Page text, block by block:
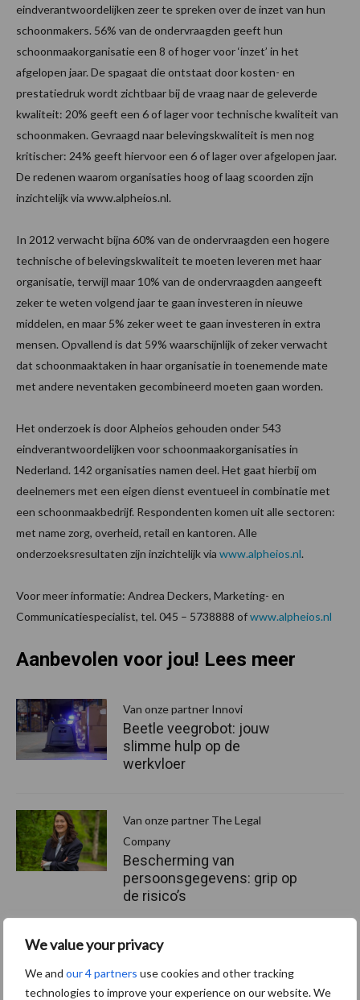
We value your privacy
We and our 4 partners use cookies and other tracking
technologies to improve your experience on our website. We
eindverantwoordelijken zeer te spreken over de inzet van hun
schoonmakers. 56% van de ondervraagden geeft hun
schoonmaakorganisatie een 8 of hoger voor ‘inzet’ in het
afgelopen jaar. De spagaat die ontstaat door kosten- en
prestatiedruk wordt zichtbaar bij de vraag naar de geleverde
kwaliteit: 20% geeft een 6 of lager voor technische kwaliteit van
schoonmaken. Gevraagd naar belevingskwaliteit is men nog
kritischer: 24% geeft hiervoor een 6 of lager over afgelopen jaar.
De redenen waarom organisaties hoog of laag scoorden zijn
inzichtelijk via www.alpheios.nl.
In 2012 verwacht bijna 60% van de ondervraagden een hogere
technische of belevingskwaliteit te moeten leveren met haar
organisatie, terwijl maar 10% van de ondervraagden aangeeft
zeker te weten volgend jaar te gaan investeren in nieuwe
middelen, en maar 5% zeker weet te gaan investeren in extra
mensen. Opvallend is dat 59% waarschijnlijk of zeker verwacht
dat schoonmaaktaken in haar organisatie in toenemende mate
met andere neventaken gecombineerd moeten gaan worden.
Het onderzoek is door Alpheios gehouden onder 543
eindverantwoordelijken voor schoonmaakorganisaties in
Nederland. 142 organisaties namen deel. Het gaat hierbij om
deelnemers met een eigen dienst eventueel in combinatie met
een schoonmaakbedrijf. Respondenten komen uit alle sectoren:
met name zorg, overheid, retail en kantoren. Alle
onderzoeksresultaten zijn inzichtelijk via www.alpheios.nl.
Voor meer informatie: Andrea Deckers, Marketing- en
Communicatiespecialist, tel. 045 – 5738888 ofwww.alpheios.nl
Aanbevolen voor jou! Lees meer
Van onze partner Innovi
Beetle veegrobot: jouw
slimme hulp op de
werkvloer
Van onze partner The Legal
Company
Bescherming van
persoonsgegevens: grip op
de risico’s
Hervorming flexibele
arbeidscontracten kent
mitsen en maren